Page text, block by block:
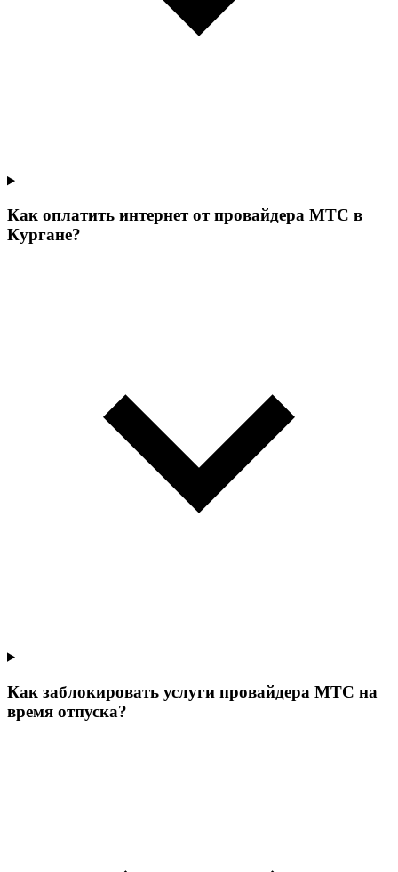
Как оплатить интернет от провайдера МТС в
Кургане?
Как заблокировать услуги провайдера МТС на
время отпуска?